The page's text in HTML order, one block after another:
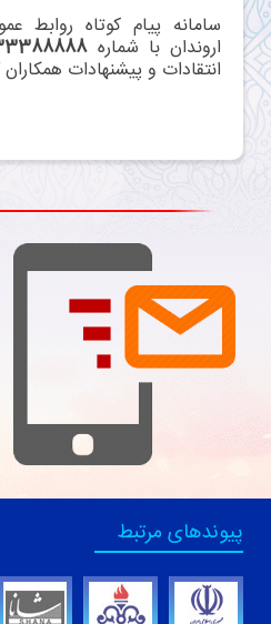
سامانه پیام کوتاه
اروندان با شماره
انتقادات و پیشنهادات
پیوندهای مرتبط